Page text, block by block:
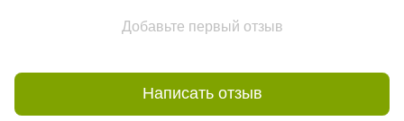
Добавьте первый отзыв
Написать отзыв